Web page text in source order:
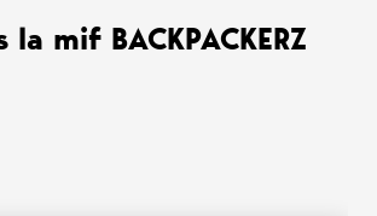
la mif BACKPACKERZ